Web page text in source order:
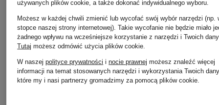
srebra
sterling
925
1 815 zł
srebra
próby
925
479 zł
używanych plików cookie, a także dokonać indywidualnego wyboru.
Możesz w każdej chwili zmienić lub wycofać swój wybór narzędzi (np.
stopce naszej strony internetowej). Takie wycofanie nie będzie miało
żadnego wpływu na wcześniejsze korzystanie z narzędzi i Twoich
Tutaj możesz odmówić użycia plików cookie.
W naszejpolityce prywatności inocie prawnej możesz znaleźć więcej
informacji na temat stosowanych narzędzi i wykorzystania Twoich
które my i nasi partnerzy gromadzimy za pomocą plików cookie.